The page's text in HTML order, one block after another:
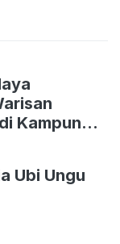
Kampung
Ubi Ungu